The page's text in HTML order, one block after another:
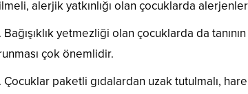
alerjik yatkınlığı olan çocuklarda
Bağışıklık yetmezliği olan çocuklarda da
çok önemlidir.
Çocuklar paketli gıdalardan uzak tutulmalı,